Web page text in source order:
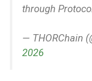
through
— THORChain
2026